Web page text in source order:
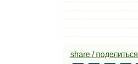
share / поделиться